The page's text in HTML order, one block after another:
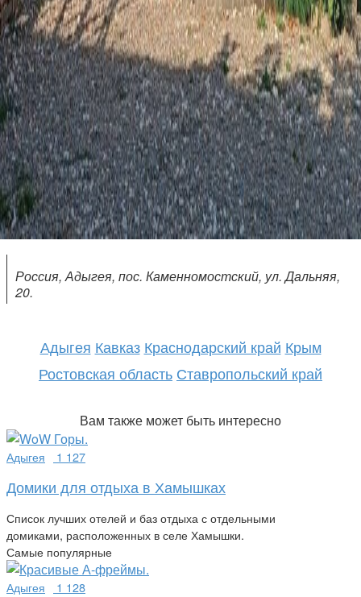
Россия, Адыгея, пос. Каменномостский, ул. Дальняя,
20.
Адыгея Кавказ Краснодарский край Крым
Ростовская область Ставропольский край
Вам также может быть интересно
Адыгея 1 127
Домики для отдыха в Хамышках
Список лучших отелей и баз отдыха с отдельными
домиками, расположенных в селе Хамышки.
Самые популярные
Адыгея 1 128